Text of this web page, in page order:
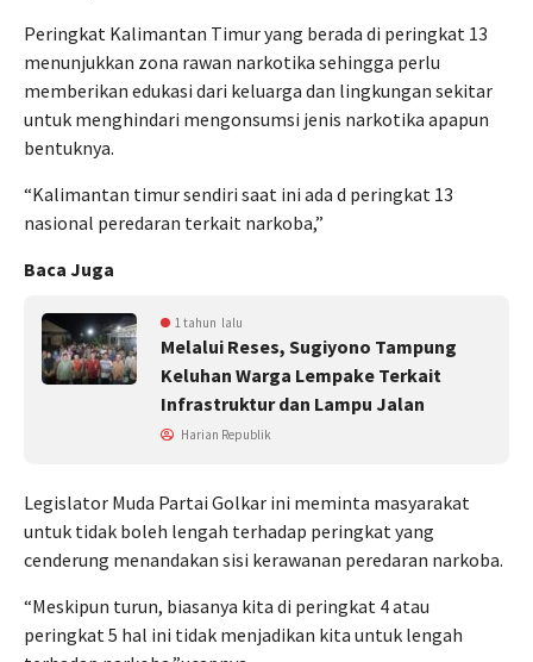
Peringkat Kalimantan Timur yang berada di peringkat 13
menunjukkan zona rawan narkotika sehingga perlu
memberikan edukasi dari keluarga dan lingkungan sekitar
untuk menghindari mengonsumsi jenis narkotika apapun
bentuknya.
“Kalimantan timur sendiri saat ini ada d peringkat 13
nasional peredaran terkait narkoba,”
Baca Juga
1 tahun lalu
Melalui Reses, Sugiyono Tampung
Keluhan Warga Lempake Terkait
Infrastruktur dan Lampu Jalan
Harian Republik
Legislator Muda Partai Golkar ini meminta masyarakat
untuk tidak boleh lengah terhadap peringkat yang
cenderung menandakan sisi kerawanan peredaran narkoba.
“Meskipun turun, biasanya kita di peringkat 4 atau
peringkat 5 hal ini tidak menjadikan kita untuk lengah